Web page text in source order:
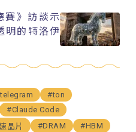
賽》訪談示
明的特洛伊
#ton
#Claude Code
晶片 #DRAM
#HBM